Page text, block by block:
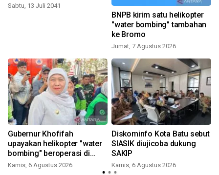
Sabtu, 13 Juli 2041
BNPB kirim satu helikopter
"water bombing" tambahan
ke Bromo
Jumat, 7 Agustus 2026
Gubernur Khofifah
upayakan helikopter "water
bombing" beroperasi di
Bromo besok
Kamis, 6 Agustus 2026
Diskominfo Kota Batu sebut
SIASIK diujicoba dukung
SAKIP
Kamis, 6 Agustus 2026